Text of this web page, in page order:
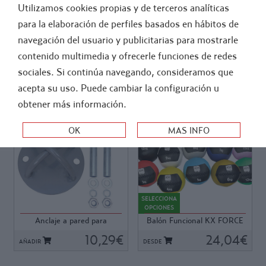
- ENTRENAMIENTO Y PREPARACION FISICA
ENTRENAMIENTO FUNCIONAL
ORDEN:
Anclaje a pared para
Suspensor Trainer K...
AÑADIR 10,29€
Ref: 62661
Punto de anclaje para
atornillar a pared o techo,
Ideal para crear una estación
de entrenamiento en
suspensión en cualquier
lugar.Su diseño se adapta
fácilmente a las cintas de
SELECCIONA
OPCIONES
Balón Funcional KX FORCE
DESDE 24,04€
Ref: K948
Balón de grandes
dimensiones, cubierta de
nylon resistente, con sistema
de absorción de impactos,
tacto agradable,
indeformable. Ideales para
ejercicios de lanzamiento en
Utilizamos cookies propias y de terceros analíticas
para la elaboración de perfiles basados en hábitos de
navegación del usuario y publicitarias para mostrarle
contenido multimedia y ofrecerle funciones de redes
sociales. Si continúa navegando, consideramos que
acepta su uso. Puede cambiar la configuración u
obtener más información.